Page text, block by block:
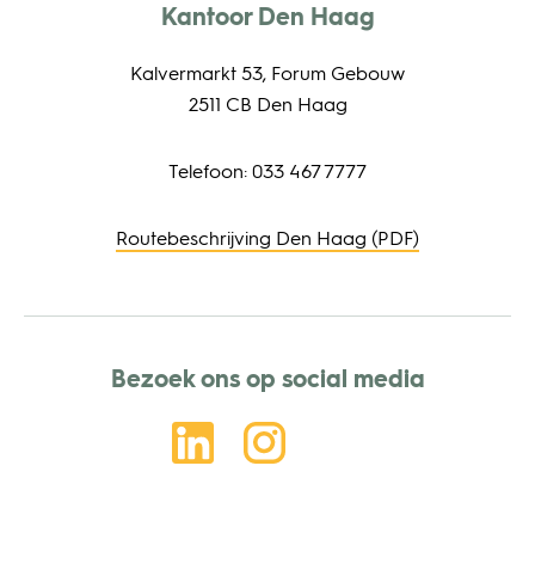
Kantoor Den Haag
Kalvermarkt 53, Forum Gebouw
2511 CB Den Haag
Telefoon: 033 467 7777
Routebeschrijving Den Haag (PDF)
Bezoek ons op social media